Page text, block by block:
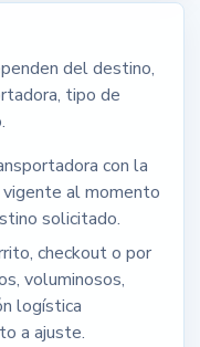
del destino,
tipo de
con la
al momento
solicitado.
checkout o por
voluminosos,
logística
a ajuste.